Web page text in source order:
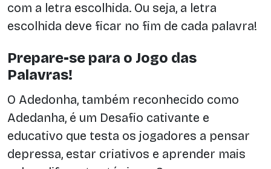
com a letra escolhida. Ou seja, a letra
escolhida deve ficar no fim de cada palavra!
Prepare-se para o Jogo das
Palavras!
O Adedonha, também reconhecido como
Adedanha, é um Desafio cativante e
educativo que testa os jogadores a pensar
depressa, estar criativos e aprender mais